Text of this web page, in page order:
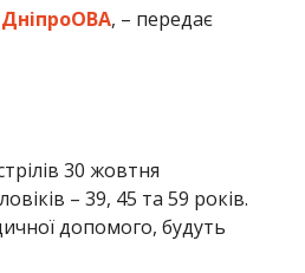
ДніпроОВА, – передає
30 жовтня
– 39, 45 та 59 років.
допомого, будуть